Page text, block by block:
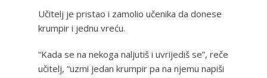
Učitelj je pristao i zamolio učenika da donese
krumpir i jednu vreću.
“Kada se na nekoga naljutiš i uvrijediš se”, reče
učitelj, “uzmi jedan krumpir pa na njemu napiši